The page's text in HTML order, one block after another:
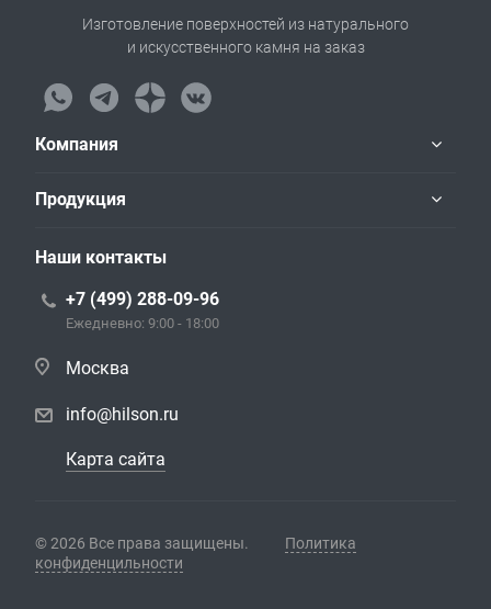
Изготовление поверхностей из натурального
и искусственного камня на заказ
Компания
Продукция
Наши контакты
+7 (499) 288-09-96
Ежедневно: 9:00 - 18:00
Москва
info@hilson.ru
Карта сайта
© 2026 Все права защищены.
Политика
конфиденцильности